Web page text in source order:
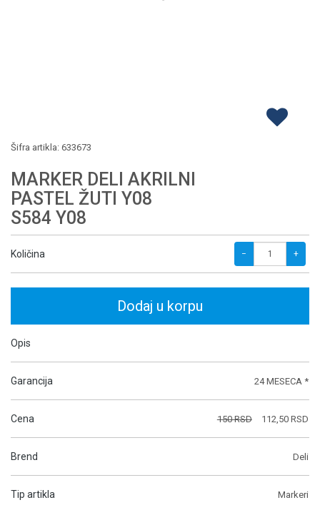
Šifra artikla: 633673
MARKER DELI AKRILNI
PASTEL ŽUTI Y08
S584 Y08
Količina − +
Dodaj u korpu
Opis
Garancija 24 MESECA *
Cena 150 RSD 112,50 RSD
Brend Deli
Tip artikla Markeri